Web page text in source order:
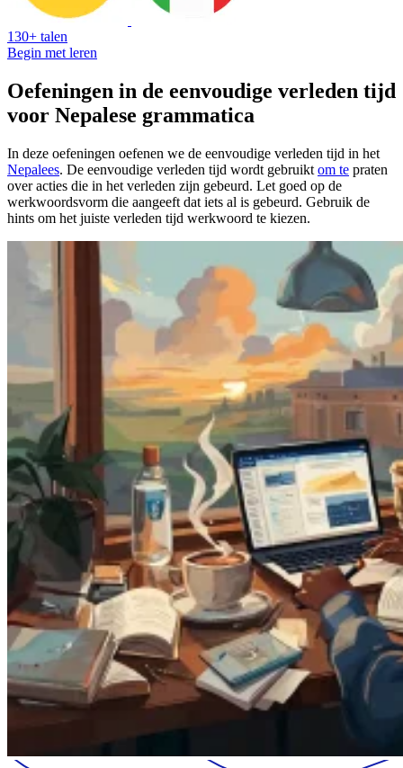
130+ talen
Begin met leren
Oefeningen in de eenvoudige verleden tijd
voor Nepalese grammatica
In deze oefeningen oefenen we de eenvoudige verleden tijd in het
Nepalees. De eenvoudige verleden tijd wordt gebruikt om te praten
over acties die in het verleden zijn gebeurd. Let goed op de
werkwoordsvorm die aangeeft dat iets al is gebeurd. Gebruik de
hints om het juiste verleden tijd werkwoord te kiezen.